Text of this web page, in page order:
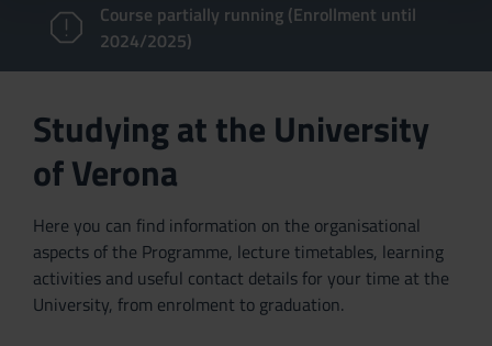
Course partially running (Enrollment until
2024/2025)
Studying at the University
of Verona
Here you can find information on the organisational
aspects of the Programme, lecture timetables, learning
activities and useful contact details for your time at the
University, from enrolment to graduation.